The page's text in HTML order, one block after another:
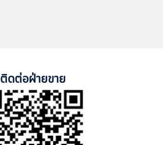
ติดต่อฝ่ายขาย